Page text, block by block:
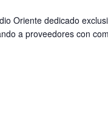
Oriente dedicado
a proveedores con